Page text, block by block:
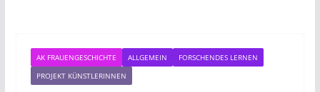
AK FRAUENGESCHICHTE ALLGEMEIN
FORSCHENDES LERNEN
PROJEKT KÜNSTLERINNEN